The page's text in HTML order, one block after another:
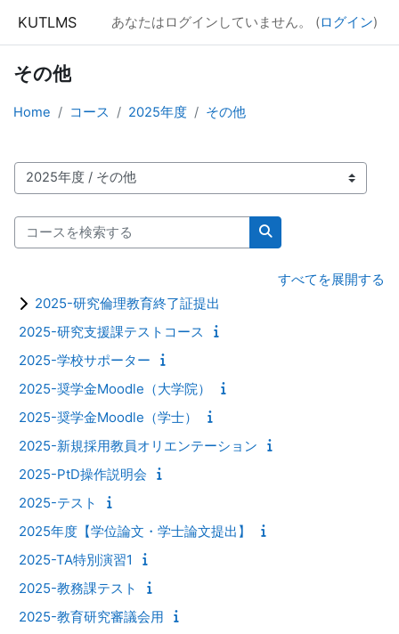
KUTLMS あなたはログインしていません。 (ログイン)
その他
Home コース 2025年度 その他
コースカテゴリ
コースを検索する
コースを検索する
すべてを展開する
2025-研究倫理教育終了証提出
2025-研究支援課テストコース
2025-学校サポーター
2025-奨学金Moodle（大学院）
2025-奨学金Moodle（学士）
2025-新規採用教員オリエンテーション
2025-PtD操作説明会
2025-テスト
2025年度【学位論文・学士論文提出】
2025-TA特別演習1
2025-教務課テスト
2025-教育研究審議会用